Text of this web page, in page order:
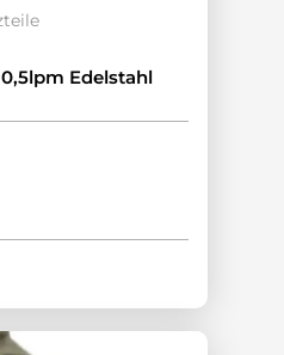
Edelstahl